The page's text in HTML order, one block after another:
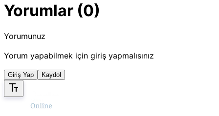
Yorumlar (0)
Yorumunuz
Yorum yapabilmek için giriş yapmalısınız
Giriş Yap Kaydol